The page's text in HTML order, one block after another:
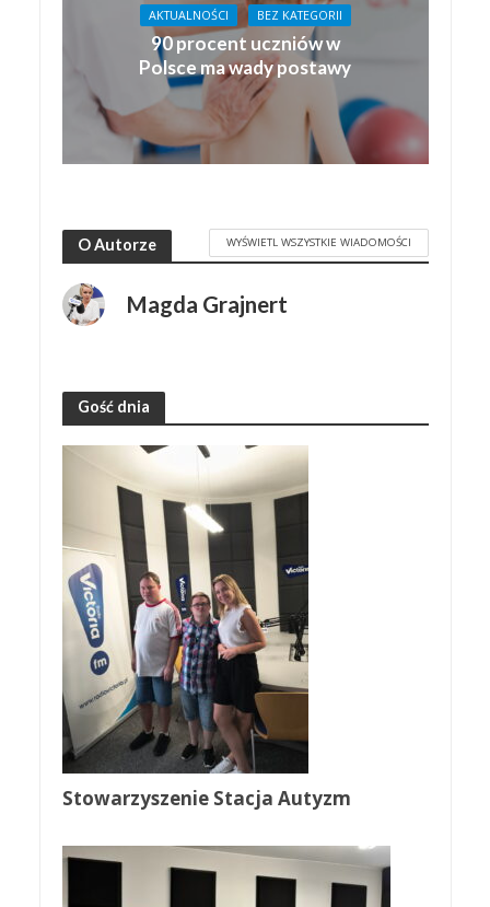
AKTUALNOŚCI BEZ KATEGORII
90 procent uczniów w
Polsce ma wady postawy
O Autorze WYŚWIETL WSZYSTKIE WIADOMOŚCI
Magda Grajnert
Gość dnia
Stowarzyszenie Stacja Autyzm